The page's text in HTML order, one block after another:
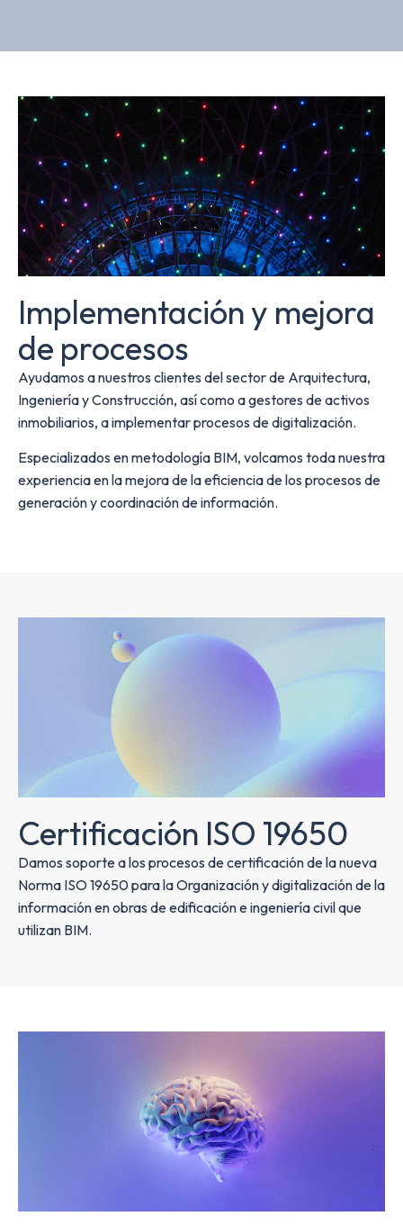
Implementación y mejora
de procesos
Ayudamos a nuestros clientes del sector de Arquitectura,
Ingeniería y Construcción, así como a gestores de activos
inmobiliarios, a implementar procesos de digitalización.
Especializados en metodología BIM, volcamos toda nuestra
experiencia en la mejora de la eficiencia de los procesos de
generación y coordinación de información.
Certificación ISO 19650
Damos soporte a los procesos de certificación de la nueva
Norma ISO 19650 para la Organización y digitalización de la
información en obras de edificación e ingeniería civil que
utilizan BIM.